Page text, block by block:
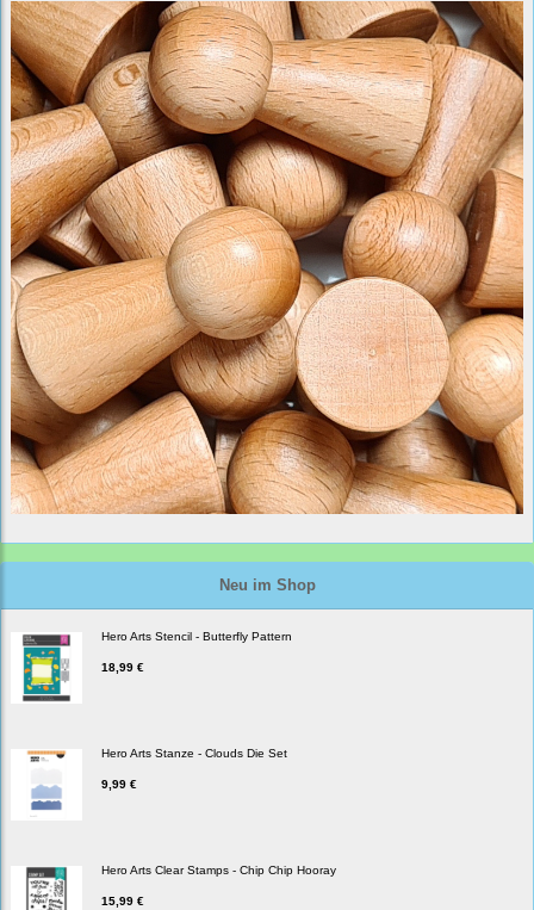
Neu im Shop
Hero Arts Stencil - Butterfly Pattern
18,99 €
Hero Arts Stanze - Clouds Die Set
9,99 €
Hero Arts Clear Stamps - Chip Chip Hooray
15,99 €